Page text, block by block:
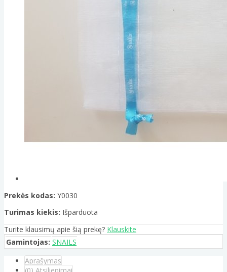
Prekės kodas: Y0030
Turimas kiekis: Išparduota
Turite klausimų apie šią prekę? Klauskite
Gamintojas: SNAILS
Aprašymas